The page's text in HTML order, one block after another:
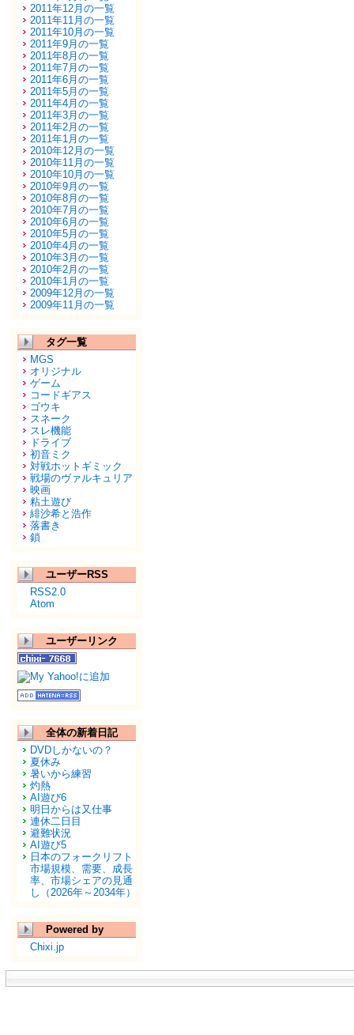
2011年12月の一覧
2011年11月の一覧
2011年10月の一覧
2011年9月の一覧
2011年8月の一覧
2011年7月の一覧
2011年6月の一覧
2011年5月の一覧
2011年4月の一覧
2011年3月の一覧
2011年2月の一覧
2011年1月の一覧
2010年12月の一覧
2010年11月の一覧
2010年10月の一覧
2010年9月の一覧
2010年8月の一覧
2010年7月の一覧
2010年6月の一覧
2010年5月の一覧
2010年4月の一覧
2010年3月の一覧
2010年2月の一覧
2010年1月の一覧
2009年12月の一覧
2009年11月の一覧
タグ一覧
MGS
オリジナル
ゲーム
コードギアス
ゴウキ
スネーク
スレ機能
ドライブ
初音ミク
対戦ホットギミック
戦場のヴァルキュリア
映画
粘土遊び
緋沙希と浩作
落書き
鎖
ユーザーRSS
RSS2.0
Atom
ユーザーリンク
全体の新着日記
DVDしかないの？
夏休み
暑いから練習
灼熱
AI遊び6
明日からは又仕事
連休二日目
避難状況
AI遊び5
日本のフォークリフト
市場規模、需要、成長
率、市場シェアの見通
し（2026年～2034年）
Powered by
Chixi.jp